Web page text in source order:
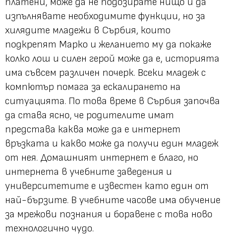
изпълнявате необходимите функции, но за
хилядите младежи в Сърбия, които
подкрепят Марко и желанието му да покаже
колко лош и силен герой може да е, историята
има съвсем различен почерк. Всеки младеж с
компютър помага за ескалирането на
ситуацията. По това време в Сърбия започва
да става ясно, че родителите имат
представа каква може да е интернет
връзката и какво може да получи един младеж
от нея. Домашният интернет е благо, но
интернета в учебните заведения и
университетите е известен като един от
най-бързите. В учебните часове има обучение
за мрежови познания и боравене с това ново
технологично чудо.